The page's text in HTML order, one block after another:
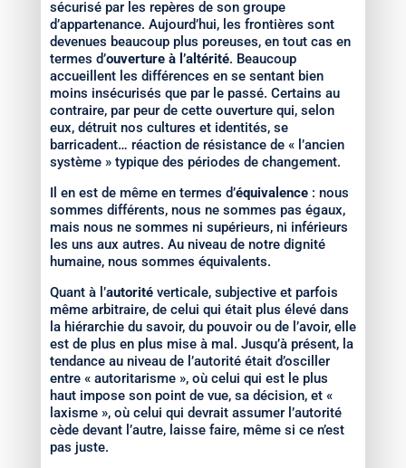
sécurisé par les repères de son groupe
d’appartenance. Aujourd’hui, les frontières sont
devenues beaucoup plus poreuses, en tout cas en
termes d’ouverture à l’altérité. Beaucoup
accueillent les différences en se sentant bien
moins insécurisés que par le passé. Certains au
contraire, par peur de cette ouverture qui, selon
eux, détruit nos cultures et identités, se
barricadent… réaction de résistance de « l’ancien
système » typique des périodes de changement.
Il en est de même en termes d’équivalence: nous
sommes différents, nous ne sommes pas égaux,
mais nous ne sommes ni supérieurs, ni inférieurs
les uns aux autres. Au niveau de notre dignité
humaine, nous sommes équivalents.
Quant à l’autoritéverticale, subjective et parfois
même arbitraire, de celui qui était plus élevé dans
la hiérarchie du savoir, du pouvoir ou de l’avoir, elle
est de plus en plus mise à mal. Jusqu’à présent, la
tendance au niveau de l’autorité était d’osciller
entre « autoritarisme », où celui qui est le plus
haut impose son point de vue, sa décision, et «
laxisme », où celui qui devrait assumer l’autorité
cède devant l’autre, laisse faire, même si ce n’est
pas juste.